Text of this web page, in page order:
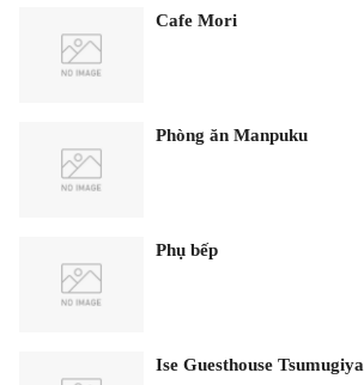
Cafe Mori
Phòng ăn Manpuku
Phụ bếp
Ise Guesthouse Tsumugiya